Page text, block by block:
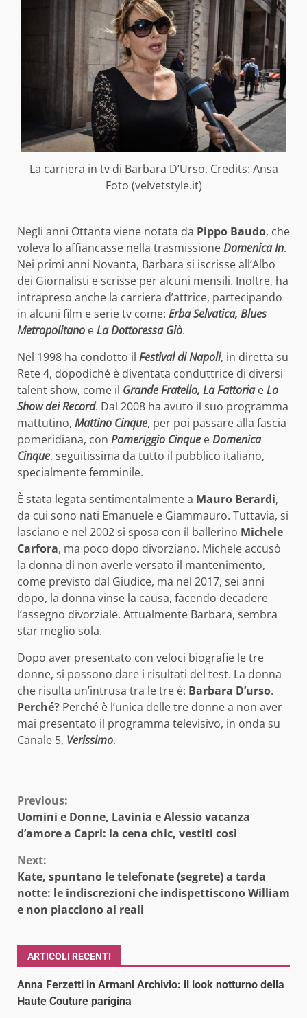
La carriera in tv di Barbara D’Urso. Credits: Ansa
Foto (velvetstyle.it)
Negli anni Ottanta viene notata da Pippo Baudo, che
voleva lo affiancasse nella trasmissioneDomenica In.
Nei primi anni Novanta, Barbara si iscrisse all’Albo
dei Giornalisti e scrisse per alcuni mensili. Inoltre, ha
intrapreso anche la carriera d’attrice, partecipando
in alcuni film e serie tv come: Erba Selvatica, Blues
Metropolitano eLa Dottoressa Giò.
Nel 1998 ha condotto il Festival di Napoli, in diretta su
Rete 4, dopodiché è diventata conduttrice di diversi
talent show, come il Grande Fratello, La FattoriaeLo
Show dei Record. Dal 2008 ha avuto il suo programma
mattutino, Mattino Cinque, per poi passare alla fascia
pomeridiana, con Pomeriggio Cinque eDomenica
Cinque, seguitissima da tutto il pubblico italiano,
specialmente femminile.
È stata legata sentimentalmente a Mauro Berardi,
da cui sono nati Emanuele e Giammauro. Tuttavia, si
lasciano e nel 2002 si sposa con il ballerino Michele
Carfora, ma poco dopo divorziano. Michele accusò
la donna di non averle versato il mantenimento,
come previsto dal Giudice, ma nel 2017, sei anni
dopo, la donna vinse la causa, facendo decadere
l’assegno divorziale. Attualmente Barbara, sembra
star meglio sola.
Dopo aver presentato con veloci biografie le tre
donne, si possono dare i risultati del test. La donna
che risulta un’intrusa tra le tre è: Barbara D’urso.
Perché? Perché è l’unica delle tre donne a non aver
mai presentato il programma televisivo, in onda su
Canale 5, Verissimo.
Continue
Reading
Previous:
Uomini e Donne, Lavinia e Alessio vacanza
d’amore a Capri: la cena chic, vestiti così
Next:
Kate, spuntano le telefonate (segrete) a tarda
notte: le indiscrezioni che indispettiscono William
e non piacciono ai reali
ARTICOLI RECENTI
Anna Ferzetti in Armani Archivio: il look notturno della
Haute Couture parigina